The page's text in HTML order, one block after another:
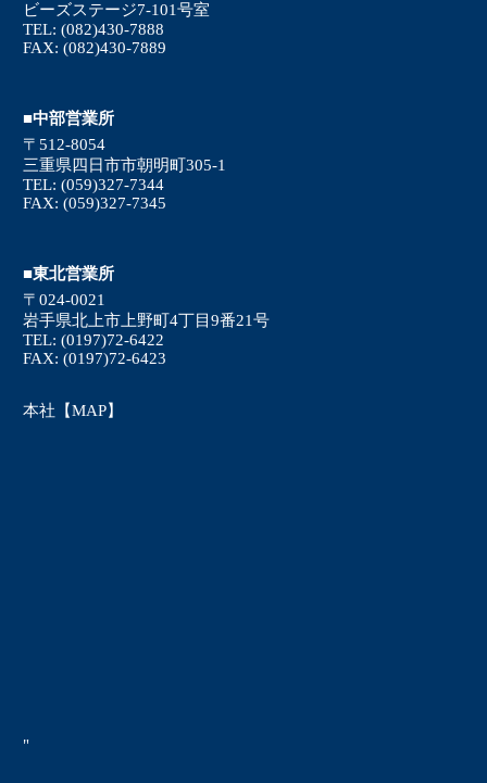
ビーズステージ7-101号室
TEL: (082)430-7888
FAX: (082)430-7889
■中部営業所
〒512-8054
三重県四日市市朝明町305-1
TEL: (059)327-7344
FAX: (059)327-7345
■東北営業所
〒024-0021
岩手県北上市上野町4丁目9番21号
TEL: (0197)72-6422
FAX: (0197)72-6423
本社【MAP】
"